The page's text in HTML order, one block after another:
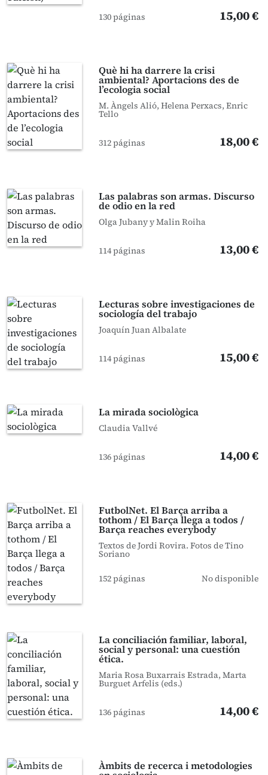
130 páginas 15,00 €
Què hi ha darrere la crisi
ambiental? Aportacions des de
l’ecologia social
M. Àngels Alió, Helena Perxacs, Enric
Tello
312 páginas 18,00 €
Las palabras son armas. Discurso
de odio en la red
Olga Jubany y Malin Roiha
114 páginas 13,00 €
Lecturas sobre investigaciones de
sociología del trabajo
Joaquín Juan Albalate
114 páginas 15,00 €
La mirada sociològica
Claudia Vallvé
136 páginas 14,00 €
FutbolNet. El Barça arriba a
tothom / El Barça llega a todos /
Barça reaches everybody
Textos de Jordi Rovira. Fotos de Tino
Soriano
152 páginas No disponible
La conciliación familiar, laboral,
social y personal: una cuestión
ética.
Maria Rosa Buxarrais Estrada, Marta
Burguet Arfelis (eds.)
136 páginas 14,00 €
Àmbits de recerca i metodologies